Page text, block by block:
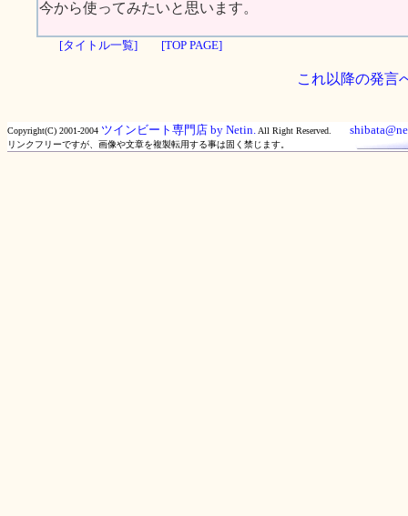
今から使ってみたいと思います。
[タイトル一覧] [TOP PAGE]
これ以降の発言
Copyright(C) 2001-2004 ツインビート専門店 by Netin. All Right Reserved.
リンクフリーですが、画像や文章を複製転用する事は固く禁じます。